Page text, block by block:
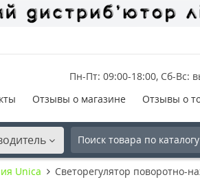
Пн-Пт: 09:00-18:00, Сб-Вс:
Отзывы о магазине Отзывы о
Unica Светорегулятор поворотно-